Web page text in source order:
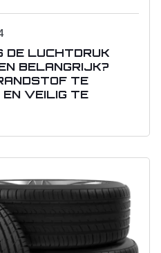
DE LUCHTDRUK
BELANGRIJK?
TE
VEILIG TE